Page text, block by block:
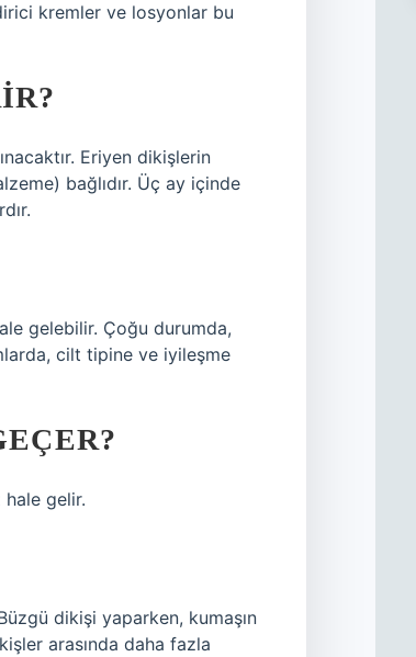
kremler ve losyonlar bu
Eriyen dikişlerin
bağlıdır. Üç ay içinde
gelebilir. Çoğu durumda,
cilt tipine ve iyileşme
gelir.
dikişi yaparken, kumaşın
arasında daha fazla